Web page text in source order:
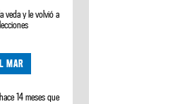
veda y le volvió a
MAR
14 meses que